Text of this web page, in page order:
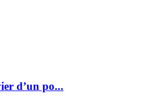
d’un po...